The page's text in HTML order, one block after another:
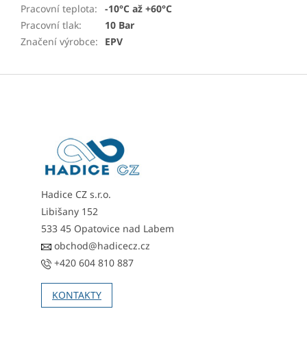
Pracovní teplota:
-10°C až +60°C
Pracovní tlak:
10 Bar
Značení výrobce: EPV
Z
Hadice CZ s.r.o.
Libišany 152
533 45 Opatovice nad Labem
obchod@hadicecz.cz
+420 604 810 887
KONTAKTY